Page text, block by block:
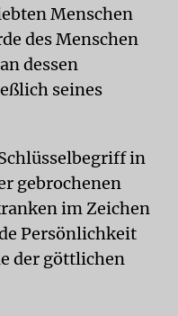
Menschen
des Menschen
dessen
seines
in
gebrochenen
im Zeichen
Persönlichkeit
der göttlichen